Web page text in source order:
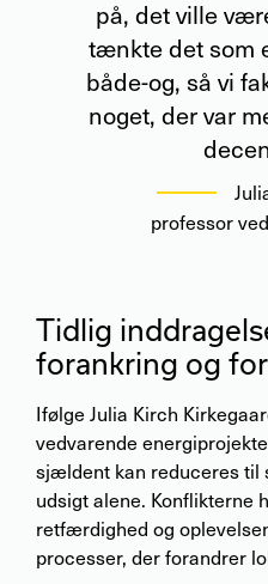
på, det ville
tænkte det som
både-og, så vi
noget, der var
professor
Tidlig
forankring og
Ifølge Julia Kirch
vedvarende
sjældent kan reduceres til
udsigt alene. Konflikterne
retfærdighed og
processer, der forandrer